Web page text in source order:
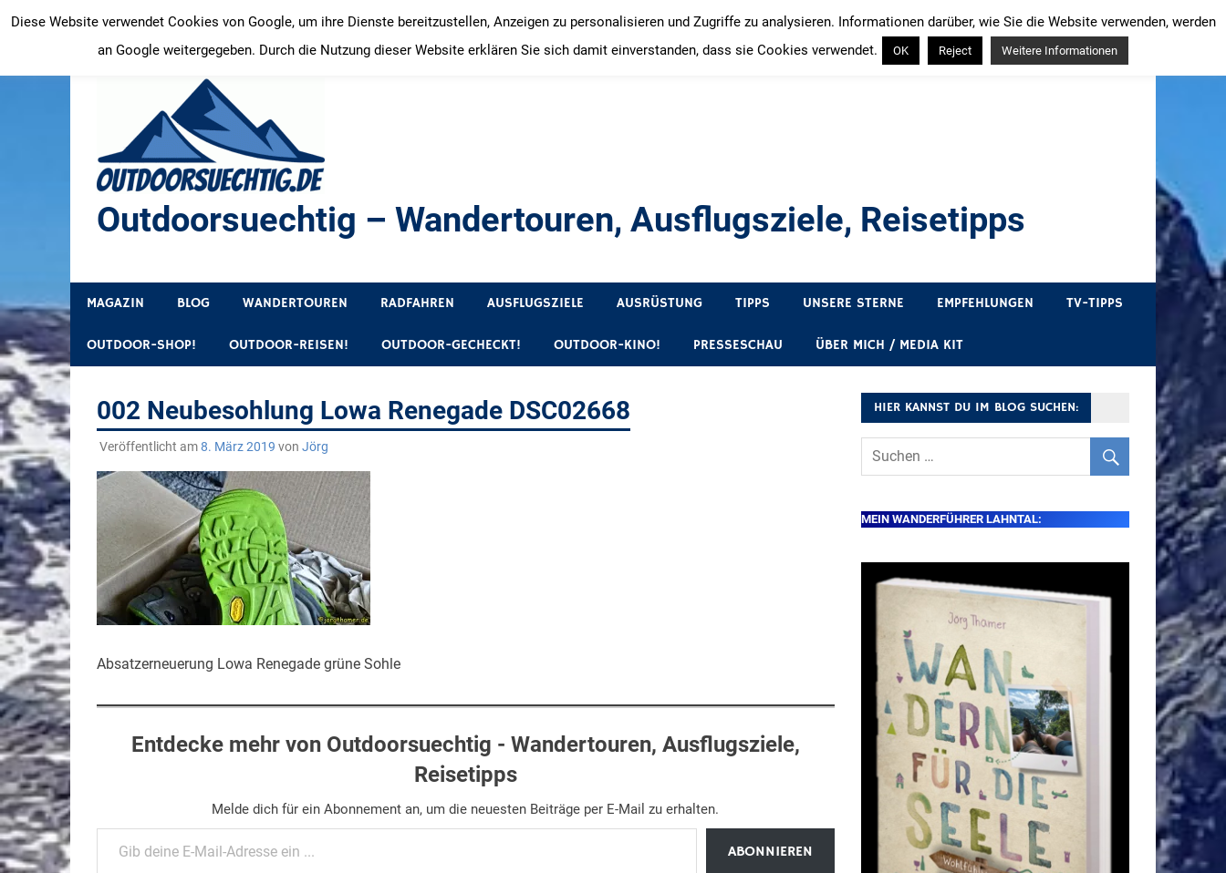
Inhalt
springen
Outdoorsuechtig – Wandertouren, Ausflugsziele, Reisetipps
MAGAZIN BLOG WANDERTOUREN RADFAHREN AUSFLUGSZIELE AUSRÜSTUNG TIPPS UNSERE STERNE EMPFEHLUNGEN TV-TIPPS
OUTDOOR-SHOP! OUTDOOR-REISEN! OUTDOOR-GECHECKT! OUTDOOR-KINO! PRESSESCHAU ÜBER MICH / MEDIA KIT
002 Neubesohlung Lowa Renegade DSC02668
Veröffentlicht am8. März 2019 von Jörg
Absatzerneuerung Lowa Renegade grüne Sohle
Entdecke mehr von Outdoorsuechtig - Wandertouren, Ausflugsziele,
Reisetipps
Melde dich für ein Abonnement an, um die neuesten Beiträge per E-Mail zu erhalten.
Gib deine E-Mail-Adresse ein ...
ABONNIEREN
HIER KANNST DU IM BLOG SUCHEN:
MEIN WANDERFÜHRER LAHNTAL:
Diese Website verwendet Cookies von Google, um ihre Dienste bereitzustellen, Anzeigen zu personalisieren und Zugriffe zu analysieren. Informationen darüber, wie Sie die Website verwenden, werden
an Google weitergegeben. Durch die Nutzung dieser Website erklären Sie sich damit einverstanden, dass sie Cookies verwendet.
OK Reject Weitere Informationen